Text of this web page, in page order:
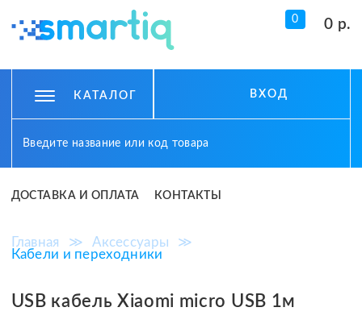
0 0 р.
КАТАЛОГ ВХОД
ДОСТАВКА И ОПЛАТА КОНТАКТЫ
Главная ≫ Аксессуары
≫
Кабели и переходники
USB кабель Xiaomi micro USB 1м